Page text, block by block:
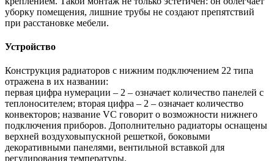
уборку помещения, лишние трубы не создают препятствий
при расстановке мебели.
Устройство
Конструкция радиаторов с нижним подключением 22 типа
отражена в их названии:
первая цифра нумерации – 2 – означает количество панелей с
теплоносителем; вторая цифра – 2 – означает количество
конвекторов; название VС говорит о возможности нижнего
подключения приборов. Дополнительно радиаторы оснащены
верхней воздуховыпускной решеткой, боковыми
декоративными панелями, вентильной вставкой для
регулирования температуры.